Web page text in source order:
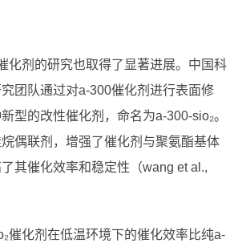
化剂的研究也取得了显著进展。中国科
团队通过对a-300催化剂进行表面修
型的改性催化剂，命名为a-300-sio₂。
偶联剂，增强了催化剂与聚氨酯基体
其催化效率和稳定性（wang et al.,
催化剂在低温环境下的催化效率比纯a-